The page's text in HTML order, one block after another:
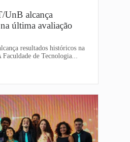
UnB alcança
última avaliação
resultados históricos na
de Tecnologia...